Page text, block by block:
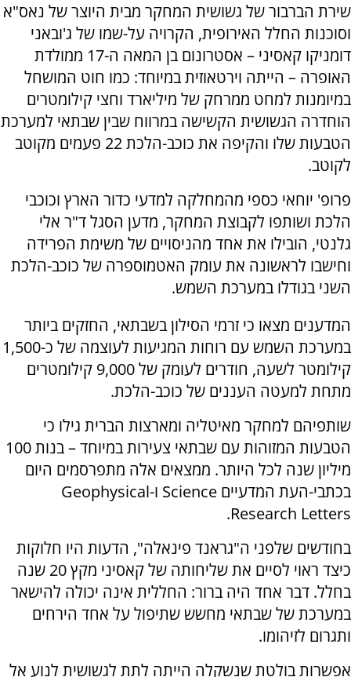
שירת הברבור של גשושית המחקר מבית היוצר של נאס"א
וסוכנות החלל האירופית, הקרויה על-שמו של ג'ובאני
דומניקו קאסיני – אסטרונום בן המאה ה-17 ממולדת
האופרה – הייתה וירטאוזית במיוחד: כמו חוט המושחל
במיומנות למחט ממרחק של מיליארד וחצי קילומטרים
הוחדרה הגשושית הקשישה במרווח שבין שבתאי למערכת
הטבעות שלו והקיפה את כוכב-הלכת 22 פעמים מקוטב
לקוטב.
פרופ' יוחאי כספי מהמחלקה למדעי כדור הארץ וכוכבי
הלכת ושותפו לקבוצת המחקר, מדען הסגל ד"ר אלי
גלנטי, הובילו את אחד מהניסויים של משימת הפרידה
וחישבו לראשונה את עומק האטמוספרה של כוכב-הלכת
השני בגודלו במערכת השמש.
המדענים מצאו כי זרמי הסילון בשבתאי, החזקים ביותר
במערכת השמש עם רוחות המגיעות לעוצמה של כ-1,500
קילומטר לשעה, חודרים לעומק של 9,000 קילומטרים
מתחת למעטה העננים של כוכב-הלכת.
שותפיהם למחקר מאיטליה ומארצות הברית גילו כי
הטבעות המזוהות עם שבתאי צעירות במיוחד – בנות 100
מיליון שנה לכל היותר. ממצאים אלה מתפרסמים היום
בכתבי-העת המדעיים Science ו-Geophysical
Research Letters.
בחודשים שלפני ה"גראנד פינאלה", הדעות היו חלוקות
כיצד ראוי לסיים את שליחותה של קאסיני מקץ 20 שנה
בחלל. דבר אחד היה ברור: החללית אינה יכולה להישאר
במערכת של שבתאי מחשש שתיפול על אחד הירחים
ותגרום לזיהומו.
אפשרות בולטת שנשקלה הייתה לתת לגשושית לנוע אל